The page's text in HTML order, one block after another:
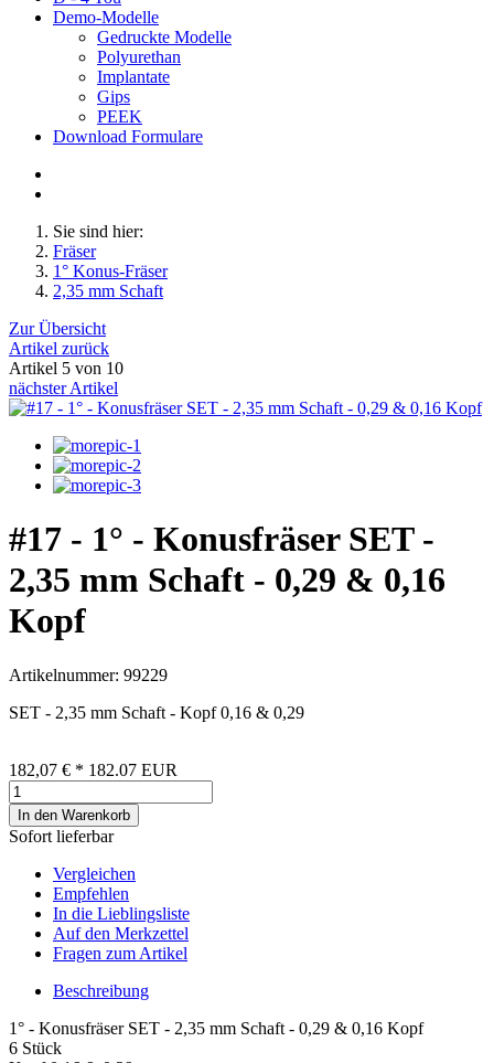
Demo-Modelle
Gedruckte Modelle
Polyurethan
Implantate
Gips
PEEK
Download Formulare
Sie sind hier:
Fräser
1° Konus-Fräser
2,35 mm Schaft
Zur Übersicht
Artikel zurück
Artikel 5 von 10
nächster Artikel
#17 - 1° - Konusfräser SET -
2,35 mm Schaft - 0,29 & 0,16
Kopf
Artikelnummer: 99229
SET - 2,35 mm Schaft - Kopf 0,16 & 0,29
182,07 € * 182.07 EUR
In den Warenkorb
Sofort lieferbar
Vergleichen
Empfehlen
In die Lieblingsliste
Auf den Merkzettel
Fragen zum Artikel
Beschreibung
1° - Konusfräser SET - 2,35 mm Schaft - 0,29 & 0,16 Kopf
6 Stück